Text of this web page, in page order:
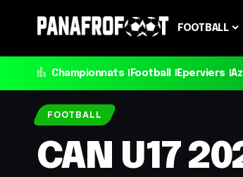
FOOTBALL
Championnats Football Eperviers
FOOTBALL
CAN U17